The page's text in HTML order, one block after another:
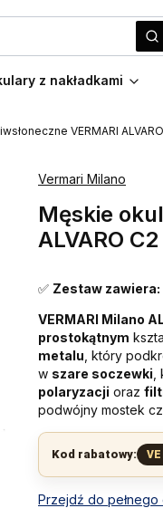
Wyczyść
z nakładkami
VERMARI
Vermari Milano
Męskie
ALVARO
✅ Zestaw zawiera:
VERMARI Milano
prostokątnym
metalu , który
w szare soczewki
polaryzacji oraz
podwójny mostek
Kod rabatowy:
Przejdź do pełnego